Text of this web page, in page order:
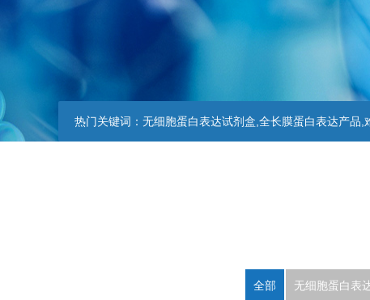
热门关键词： 无细胞蛋白表达试剂盒,全长膜蛋白表达产品
全部 无细胞蛋白表